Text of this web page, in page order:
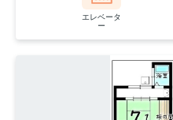
エレベータ
ー